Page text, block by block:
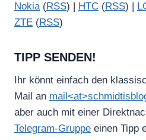
Nokia(RSS) | HTC (RSS) |
ZTE (RSS)
TIPP SENDEN!
Ihr könnt einfach den
Mail an
aber auch mit einer
Telegram-Gruppe einen Tipp